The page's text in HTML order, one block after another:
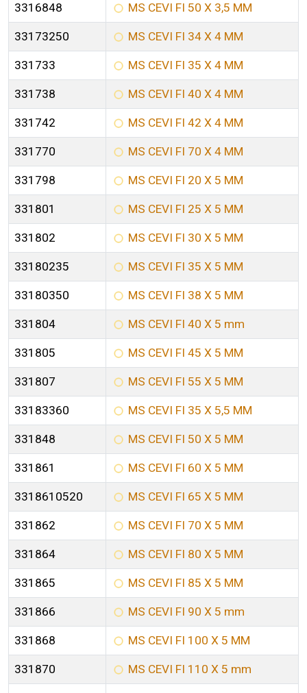
3316848 MS CEVI FI 50 X 3,5 MM
33173250 MS CEVI FI 34 X 4 MM
331733 MS CEVI FI 35 X 4 MM
331738 MS CEVI FI 40 X 4 MM
331742 MS CEVI FI 42 X 4 MM
331770 MS CEVI FI 70 X 4 MM
331798 MS CEVI FI 20 X 5 MM
331801 MS CEVI FI 25 X 5 MM
331802 MS CEVI FI 30 X 5 MM
33180235 MS CEVI FI 35 X 5 MM
33180350 MS CEVI FI 38 X 5 MM
331804 MS CEVI FI 40 X 5 mm
331805 MS CEVI FI 45 X 5 MM
331807 MS CEVI FI 55 X 5 MM
33183360 MS CEVI FI 35 X 5,5 MM
331848 MS CEVI FI 50 X 5 MM
331861 MS CEVI FI 60 X 5 MM
3318610520 MS CEVI FI 65 X 5 MM
331862 MS CEVI FI 70 X 5 MM
331864 MS CEVI FI 80 X 5 MM
331865 MS CEVI FI 85 X 5 MM
331866 MS CEVI FI 90 X 5 mm
331868 MS CEVI FI 100 X 5 MM
331870 MS CEVI FI 110 X 5 mm